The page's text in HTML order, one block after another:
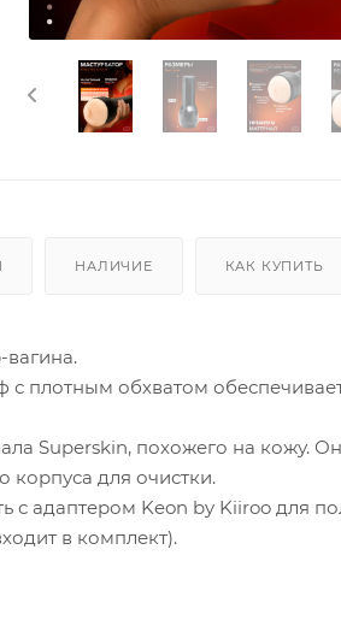
НАЛИЧИЕ КАК КУПИТЬ
вагина.
плотным обхватом
Superskin, похожего на кожу.
корпуса для очистки.
адаптером Keon by Kiiroo для
в комплект).